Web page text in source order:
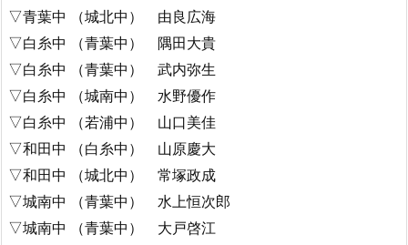
▽青葉中 （城北中） 由良広海
▽白糸中 （青葉中） 隅田大貴
▽白糸中 （青葉中） 武内弥生
▽白糸中 （城南中） 水野優作
▽白糸中 （若浦中） 山口美佳
▽和田中 （白糸中） 山原慶大
▽和田中 （城北中） 常塚政成
▽城南中 （青葉中） 水上恒次郎
▽城南中 （青葉中） 大戸啓江